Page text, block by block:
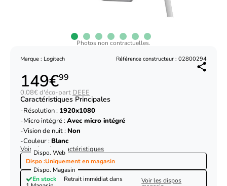
Photos non contractuelles.
Marque : Logitech Référence constructeur : 02800294
149€99
0,08€ d'éco-part DEEE
Caractéristiques Principales
Résolution : 1920x1080
Micro intégré :Avec micro intégré
Vision de nuit : Non
Couleur : Blanc
Voir plus de caractéristiques
Dispo. Web
Dispo :Uniquement en magasin
Dispo. Magasin
En stock
Retrait immédiat dans
Voir les dispos